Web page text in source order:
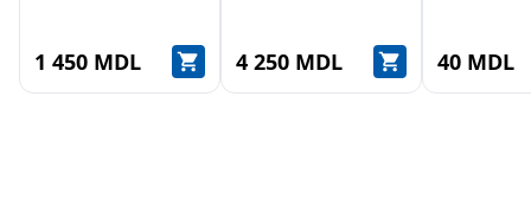
1 450 MDL 4 250 MDL 40 MDL